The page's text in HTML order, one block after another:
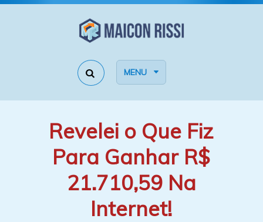
MENU
Revelei o Que Fiz
Para Ganhar R$
21.710,59 Na
Internet!